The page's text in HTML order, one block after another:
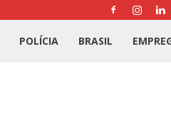
POLÍCIA BRASIL